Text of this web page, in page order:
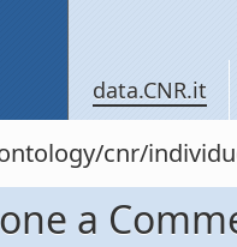
data.CNR.it
cnr/
a